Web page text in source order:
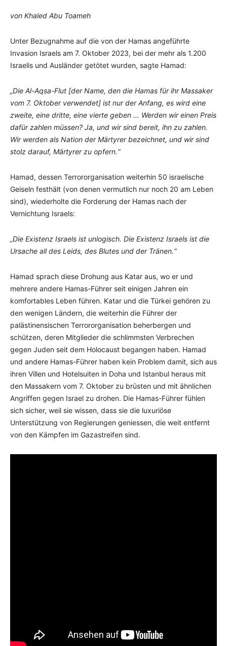
von Khaled Abu Toameh
Unter Bezugnahme auf die von der Hamas angeführte
Invasion Israels am 7. Oktober 2023, bei der mehr als 1.200
Israelis und Ausländer getötet wurden, sagte Hamad:
„Die Al-Aqsa-Flut [der Name, den die Hamas für ihr Massaker
vom 7. Oktober verwendet] ist nur der Anfang, es wird eine
zweite, eine dritte, eine vierte geben … Werden wir einen Preis
dafür zahlen müssen? Ja, und wir sind bereit, ihn zu zahlen.
Wir werden als Nation der Märtyrer bezeichnet, und wir sind
stolz darauf, Märtyrer zu opfern.“
Hamad, dessen Terrororganisation weiterhin 50 israelische
Geiseln festhält (von denen vermutlich nur noch 20 am Leben
sind), wiederholte die Forderung der Hamas nach der
Vernichtung Israels:
„Die Existenz Israels ist unlogisch. Die Existenz Israels ist die
Ursache all des Leids, des Blutes und der Tränen.“
Hamad sprach diese Drohung aus Katar aus, wo er und
mehrere andere Hamas-Führer seit einigen Jahren ein
komfortables Leben führen. Katar und die Türkei gehören zu
den wenigen Ländern, die weiterhin die Führer der
palästinensischen Terrororganisation beherbergen und
schützen, deren Mitglieder die schlimmsten Verbrechen
gegen Juden seit dem Holocaust begangen haben. Hamad
und andere Hamas-Führer haben kein Problem damit, sich aus
ihren Villen und Hotelsuiten in Doha und Istanbul heraus mit
den Massakern vom 7. Oktober zu brüsten und mit ähnlichen
Angriffen gegen Israel zu drohen. Die Hamas-Führer fühlen
sich sicher, weil sie wissen, dass sie die luxuriöse
Unterstützung von Regierungen geniessen, die weit entfernt
von den Kämpfen im Gazastreifen sind.